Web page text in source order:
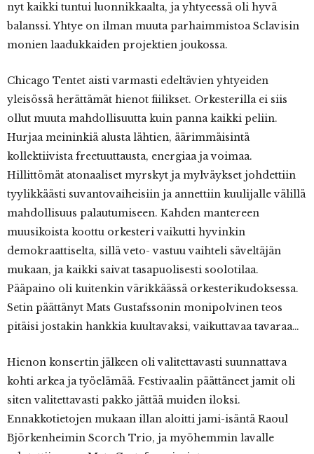
nyt kaikki tuntui luonnikkaalta, ja yhtyeessä oli hyvä
balanssi. Yhtye on ilman muuta parhaimmistoa Sclavisin
monien laadukkaiden projektien joukossa.
Chicago Tentet aisti varmasti edeltävien yhtyeiden
yleisössä herättämät hienot fiilikset. Orkesterilla ei siis
ollut muuta mahdollisuutta kuin panna kaikki peliin.
Hurjaa meininkiä alusta lähtien, äärimmäisintä
kollektiivista freetuuttausta, energiaa ja voimaa.
Hillittömät atonaaliset myrskyt ja mylväykset johdettiin
tyylikkäästi suvantovaiheisiin ja annettiin kuulijalle välillä
mahdollisuus palautumiseen. Kahden mantereen
muusikoista koottu orkesteri vaikutti hyvinkin
demokraattiselta, sillä veto- vastuu vaihteli säveltäjän
mukaan, ja kaikki saivat tasapuolisesti soolotilaa.
Pääpaino oli kuitenkin värikkäässä orkesterikudoksessa.
Setin päättänyt Mats Gustafssonin monipolvinen teos
pitäisi jostakin hankkia kuultavaksi, vaikuttavaa tavaraa…
Hienon konsertin jälkeen oli valitettavasti suunnattava
kohti arkea ja työelämää. Festivaalin päättäneet jamit oli
siten valitettavasti pakko jättää muiden iloksi.
Ennakkotietojen mukaan illan aloitti jami-isäntä Raoul
Björkenheimin Scorch Trio, ja myöhemmin lavalle